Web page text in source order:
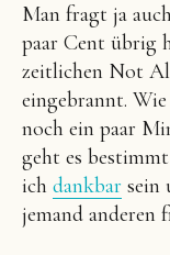
Man fragt ja
paar Cent übrig
zeitlichen Not
eingebrannt.
noch ein paar
geht es
ich dankbar sein
jemand anderen